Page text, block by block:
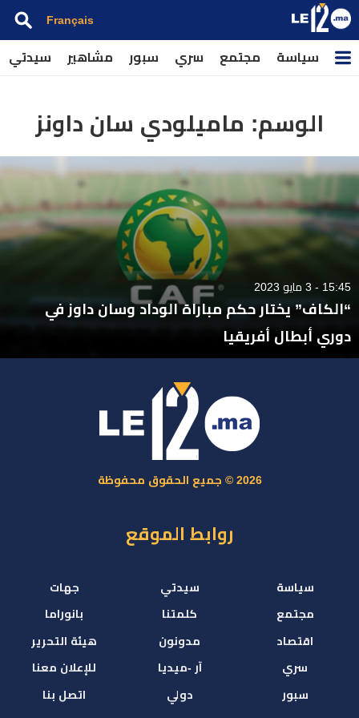
Français
سياسة مجتمع سري سبور مشاهير سيدتي
الوسم: ماميلودي سان داونز
15:45 - 3 مايو 2023
“الكاف” يختار حكم مباراة الوداد وسان داوز في
دوري أبطال أفريقيا
2026 © جميع الحقوق محفوظة
روابط الموقع
سياسة
مجتمع
اقتصاد
سري
سبور
سيدتي
كلمتنا
مدونون
آر -ميديا
دولي
جهات
بانوراما
هيئة التحرير
للإعلان معنا
اتصل بنا